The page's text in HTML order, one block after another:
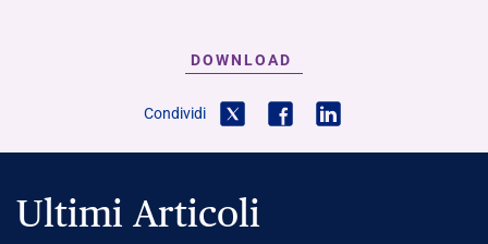
DOWNLOAD
Condividi
Ultimi Articoli